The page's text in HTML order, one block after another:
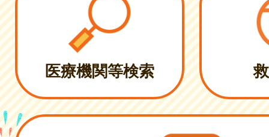
医療機関等検索